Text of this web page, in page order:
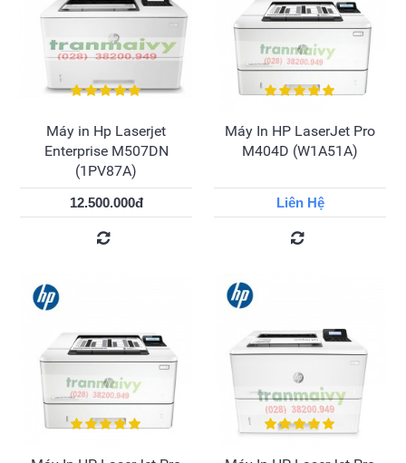
Máy in Hp Laserjet
Enterprise M507DN
(1PV87A)
12.500.000đ
Máy In HP LaserJet Pro
M404D (W1A51A)
Liên Hệ